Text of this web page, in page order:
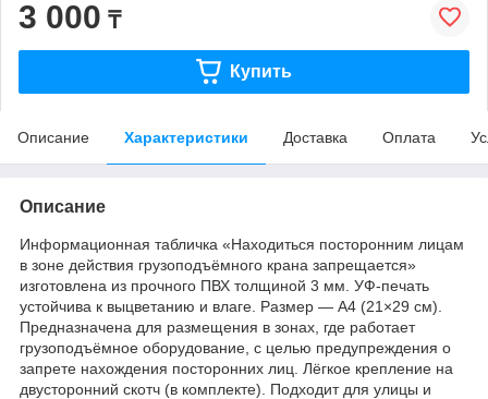
3 000 ₸
Купить
Описание Характеристики Доставка Оплата
Описание
Информационная табличка «Находиться посторонним лицам
в зоне действия грузоподъёмного крана запрещается»
изготовлена из прочного ПВХ толщиной 3 мм. УФ-печать
устойчива к выцветанию и влаге. Размер — A4 (21×29 см).
Предназначена для размещения в зонах, где работает
грузоподъёмное оборудование, с целью предупреждения о
запрете нахождения посторонних лиц. Лёгкое крепление на
двусторонний скотч (в комплекте). Подходит для улицы и